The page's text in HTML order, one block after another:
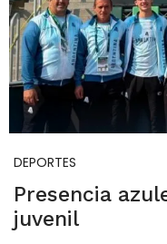
DEPORTES
Presencia
juvenil